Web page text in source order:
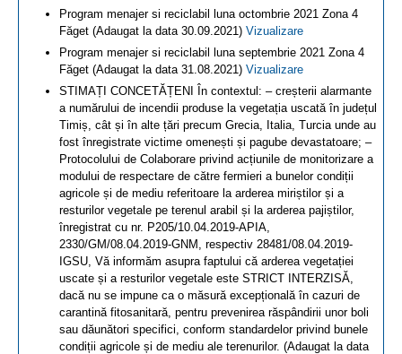
Program menajer si reciclabil luna octombrie 2021 Zona 4
Făget (Adaugat la data 30.09.2021) Vizualizare
Program menajer si reciclabil luna septembrie 2021 Zona 4
Făget (Adaugat la data 31.08.2021) Vizualizare
STIMAȚI CONCETĂȚENI În contextul: – creșterii alarmante
a numărului de incendii produse la vegetația uscată în județul
Timiș, cât și în alte țări precum Grecia, Italia, Turcia unde au
fost înregistrate victime omenești și pagube devastatoare; –
Protocolului de Colaborare privind acțiunile de monitorizare a
modului de respectare de către fermieri a bunelor condiții
agricole și de mediu referitoare la arderea miriștilor și a
resturilor vegetale pe terenul arabil și la arderea pajiștilor,
înregistrat cu nr. P205/10.04.2019-APIA,
2330/GM/08.04.2019-GNM, respectiv 28481/08.04.2019-
IGSU, Vă informăm asupra faptului că arderea vegetației
uscate și a resturilor vegetale este STRICT INTERZISĂ,
dacă nu se impune ca o măsură excepțională în cazuri de
carantină fitosanitară, pentru prevenirea răspândirii unor boli
sau dăunători specifici, conform standardelor privind bunele
condiții agricole și de mediu ale terenurilor. (Adaugat la data